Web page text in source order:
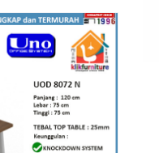
Rp6,477,000.